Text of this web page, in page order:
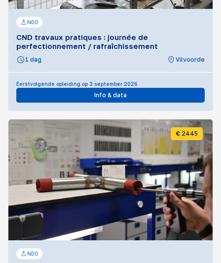
NDO
CND travaux pratiques : journée de
perfectionnement / rafraîchissement
1 dag Vilvoorde
Eerstvolgende opleiding op 3 september 2026
Info & data
€ 2445
NDO